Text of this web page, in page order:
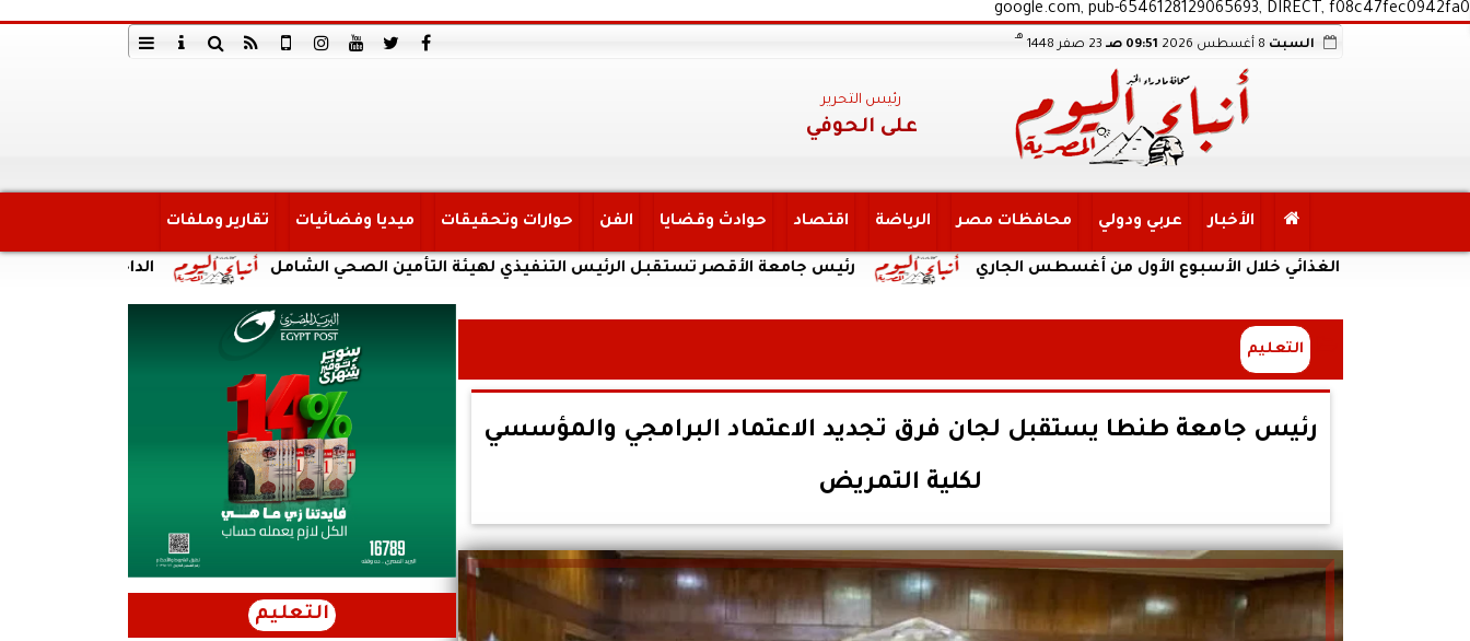
google.com, pub-6546128129065693, DIRECT, f08c47fec0942fa0
السبت 09:51 صـ 23 صفر 1448
هـ
رئيس التحرير
على الحوفي
الأخبار عربي ودولي محافظات مصر الرياضة اقتصاد حوادث وقضايا الفن حوارات وتحقيقات ميديا وفضائيات تقارير وملفات
الداخلية: ضبط أحد الأشخاص رئيس جامعة الأقصر تستقبل الرئيس التنفيذي لهيئة التأمين الصحي الشامل الغذائي خلال الأسبوع الأول من أغسطس الجاري
التعليم
رئيس جامعة طنطا يستقبل لجان فرق تجديد الاعتماد البرامجي والمؤسسي
لكلية التمريض
التعليم